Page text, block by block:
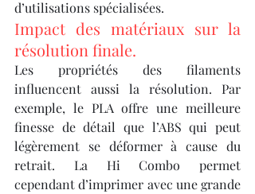
d’utilisations spécialisées.
Impact des matériaux sur la
résolution finale.
Les propriétés des filaments
influencent aussi la résolution. Par
exemple, le PLA offre une meilleure
finesse de détail que l’ABS qui peut
légèrement se déformer à cause du
retrait. La Hi Combo permet
cependant d’imprimer avec une grande